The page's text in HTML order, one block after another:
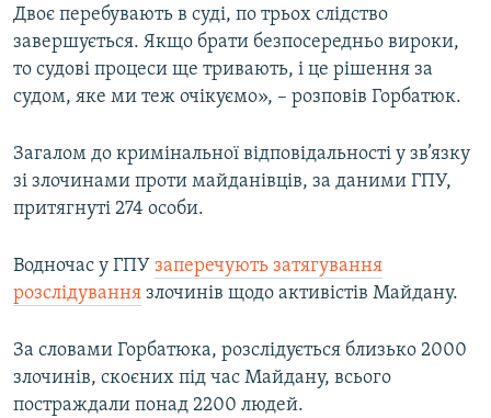
Двоє перебувають в суді, по трьох слідство
завершується. Якщо брати безпосередньо вироки,
то судові процеси ще тривають, і це рішення за
судом, яке ми теж очікуємо», – розповів Горбатюк.
Загалом до кримінальної відповідальності у зв’язку
зі злочинами проти майданівців, за даними ГПУ,
притягнуті 274 особи.
Водночас у ГПУ заперечують затягування
розслідування злочинів щодо активістів Майдану.
За словами Горбатюка, розслідується близько 2000
злочинів, скоєних під час Майдану, всього
постраждали понад 2200 людей.